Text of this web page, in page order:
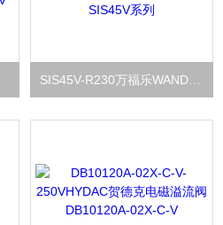
SIS45V-R230万福乐WANDFLUTH电磁阀线圈SIS45V系列